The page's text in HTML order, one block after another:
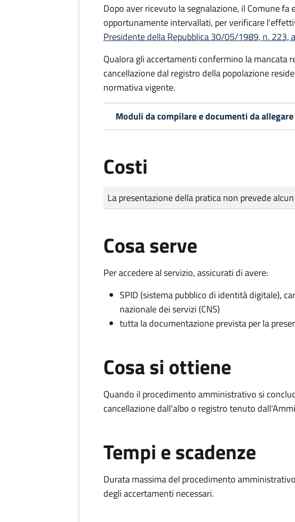
Dopo aver ricevuto la segnalazione, il Comune
opportunamente intervallati, per verificare
Presidente della Repubblica 30/05/1989, n. 223,
Qualora gli accertamenti confermino la mancata
cancellazione dal registro della popolazione
normativa vigente.
Moduli da compilare e documenti da allegare
Costi
Tipo di pagamento
Importo
La presentazione della pratica non prevede
Cosa serve
Per accedere al servizio, assicurati di avere:
SPID (sistema pubblico di identità digitale),
nazionale dei servizi (CNS)
tutta la documentazione prevista per la
Cosa si ottiene
Quando il procedimento amministrativo si
cancellazione dall'albo o registro tenuto
Tempi e scadenze
Durata massima del procedimento
degli accertamenti necessari.